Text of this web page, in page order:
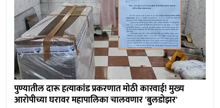
पुण्यातील दारू हत्याकांड प्रकरणात मोठी कारवाई! मुख्य
आरोपीच्या घरावर महापालिका चालवणार 'बुलडोझर'